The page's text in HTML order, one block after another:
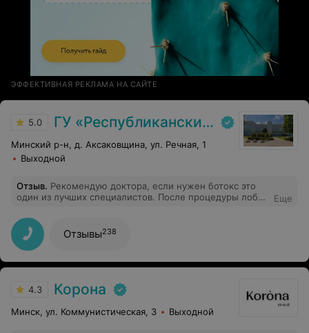
ЭФФЕКТИВНАЯ РЕКЛАМА НА САЙТЕ
5.0 ГУ «Республиканский научно-практический центр медицинской экспертизы и реабилитаци»
Минский р-н, д. Аксаковщина, ул. Речная, 1
Выходной
Отзыв. Рекомендую доктора, если нужен ботокс это
один из лучших специалистов. После процедуры лоб
даже не ожидала)) морщины расправились, лицо не
выгляди уставшим. Эффект - минус 10лет))
Еще
Отзывы238
4.3 Корона
Минск, ул. Коммунистическая, 3 Выходной